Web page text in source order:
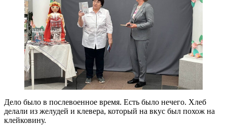
Дело было в послевоенное время. Есть было нечего. Хлеб
делали из желудей и клевера, который на вкус был похож на
клейковину.